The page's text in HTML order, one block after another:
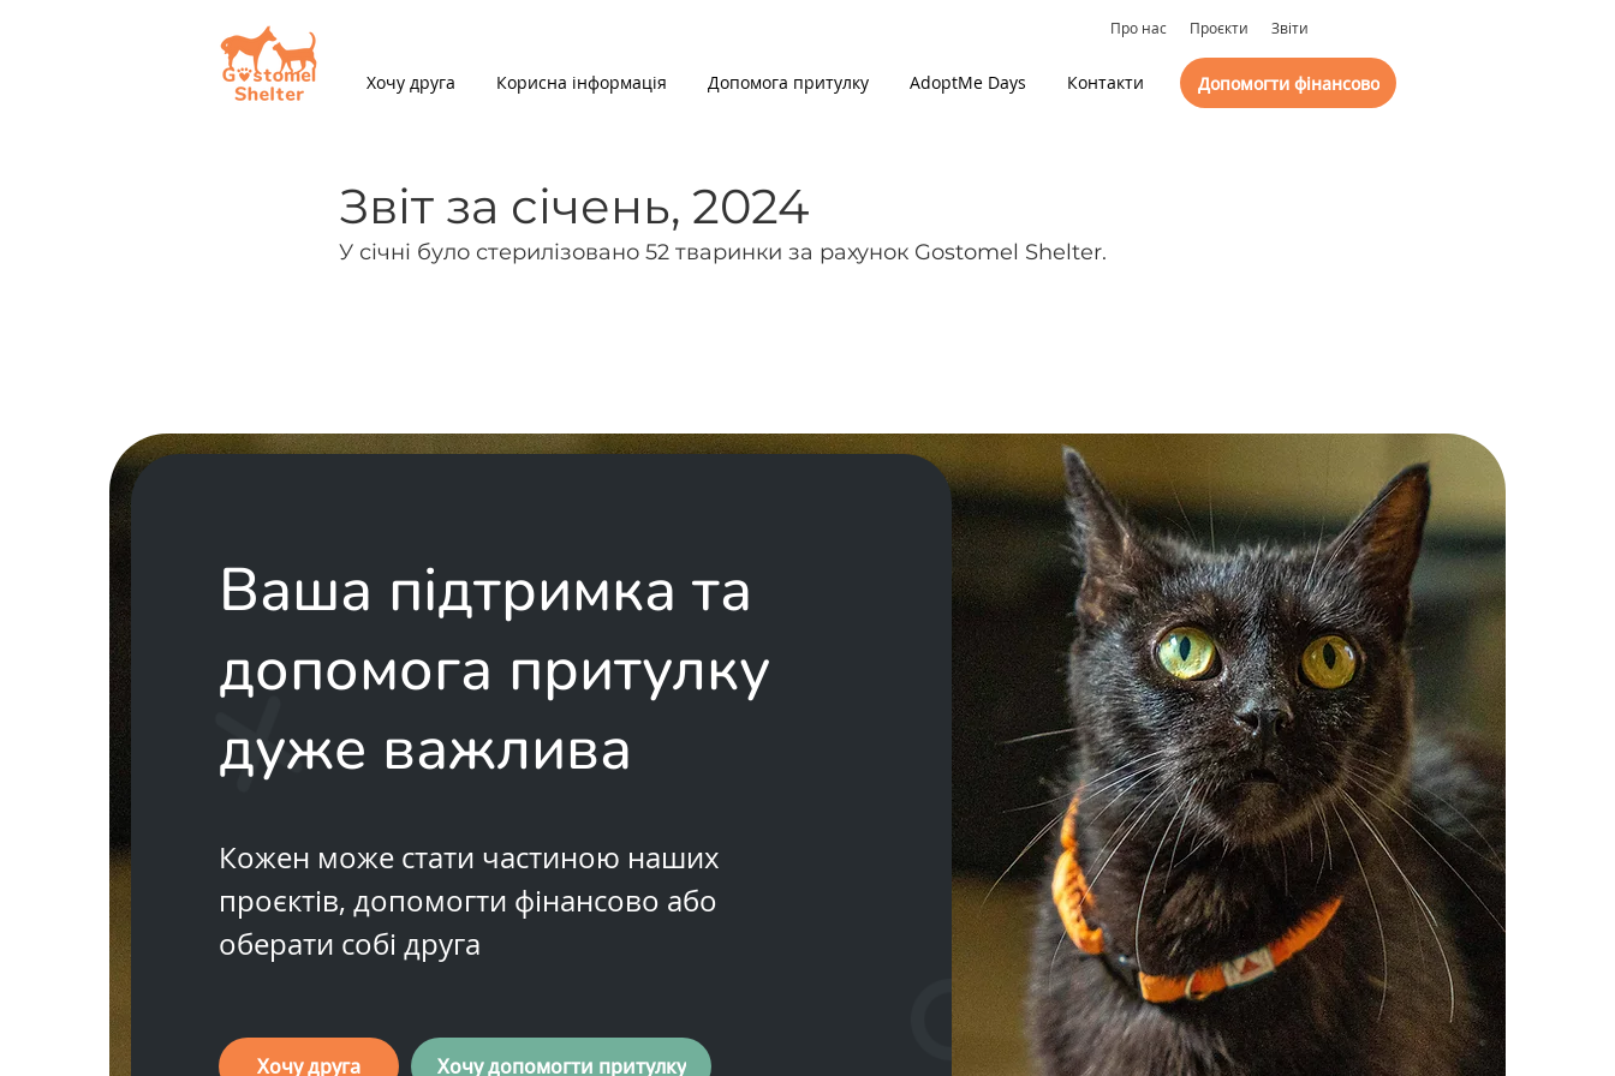
Про нас Проєкти Звіти
Хочу друга Корисна інформація Допомога притулку AdoptMe Days Контакти Допомогти фінансово
Звіт за січень, 2024
У січні було стерилізовано 52 тваринки за рахунок Gostomel Shelter.
Ваша підтримка та
допомога притулку
дуже важлива
Кожен може стати частиною наших
проєктів, допомогти фінансово або
оберати собі друга
Хочу друга Хочу допомогти притулку